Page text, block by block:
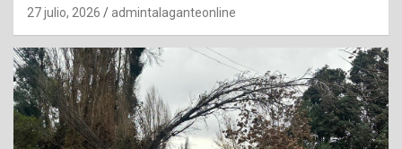
27 julio, 2026 admintalaganteonline